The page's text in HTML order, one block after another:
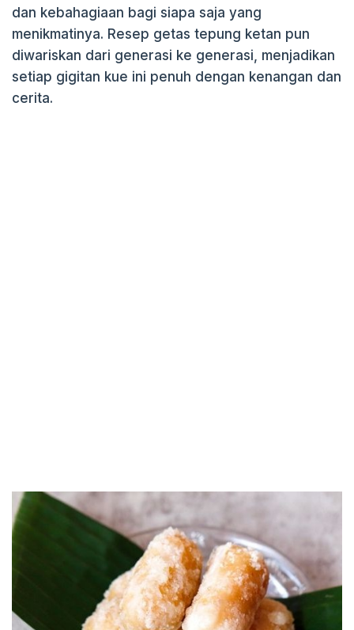
dan kebahagiaan bagi siapa saja yang
menikmatinya. Resep getas tepung ketan pun
diwariskan dari generasi ke generasi, menjadikan
setiap gigitan kue ini penuh dengan kenangan dan
cerita.